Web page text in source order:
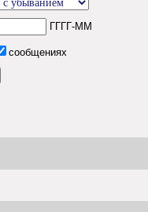
ГГГГ-ММ
сообщениях